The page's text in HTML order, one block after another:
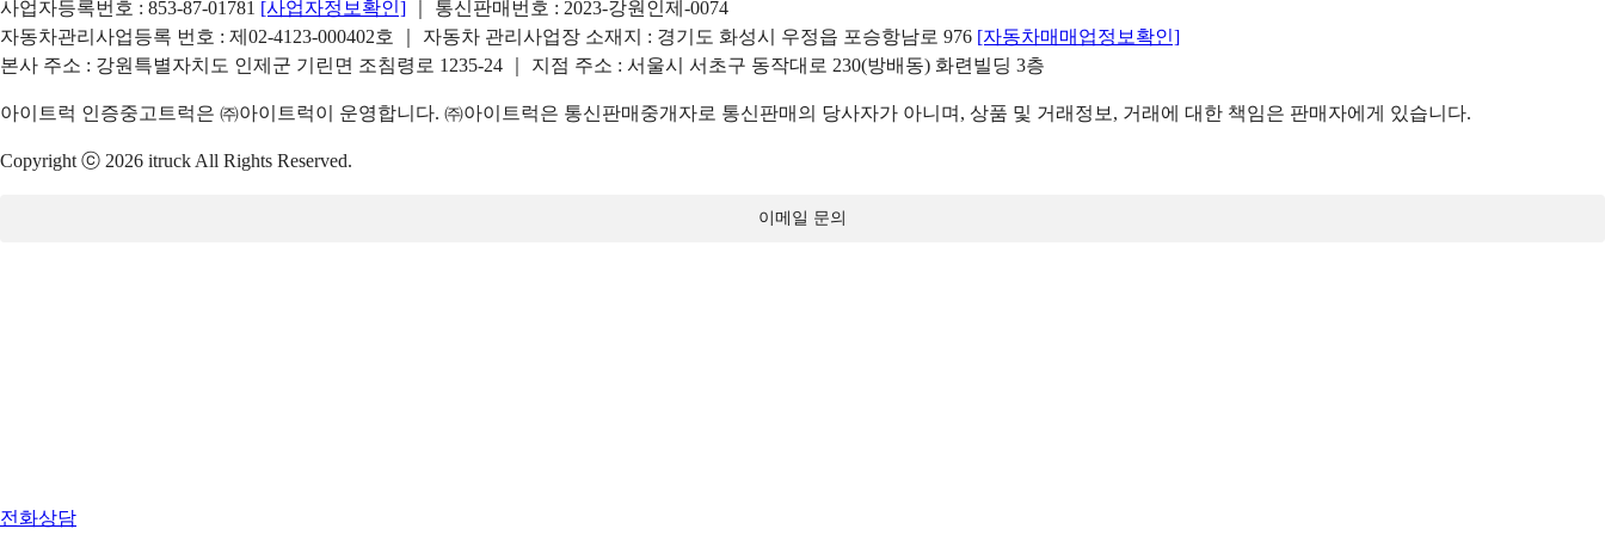
사업자등록번호 : 853-87-01781 [사업자정보확인]
｜ 통신판매번호 : 2023-강원인제-0074
자동차관리사업등록 번호 : 제02-4123-000402호 ｜ 자동차 관리사업장 소재지 : 경기도 화성시 우정읍 포승항남로 976 [자동차매매업정보확인]
본사 주소 : 강원특별자치도 인제군 기린면 조침령로 1235-24 ｜ 지점 주소 : 서울시 서초구 동작대로 230(방배동) 화련빌딩 3층
아이트럭 인증중고트럭은 ㈜아이트럭이 운영합니다. ㈜아이트럭은 통신판매중개자로 통신판매의 당사자가 아니며, 상품 및 거래정보, 거래에 대한 책임은 판매자에게 있습니다.
Copyright ⓒ 2026 itruck All Rights Reserved.
이메일 문의
전화상담